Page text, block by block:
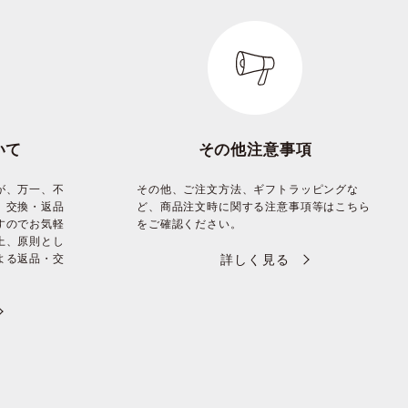
て
、万一、不
交換・返品
のでお気軽
、原則とし
る返品・交
その他注意事項
その他、ご注文方法、ギフトラッピングな
ど、商品注文時に関する注意事項等はこちら
をご確認ください。
詳しく見る